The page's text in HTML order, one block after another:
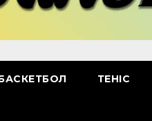
ТЕНІС